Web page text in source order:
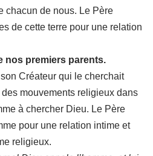
chacun de nous. Le Père
de cette terre pour une relation
nos premiers parents.
Créateur qui le cherchait
mouvements religieux dans
à chercher Dieu. Le Père
pour une relation intime et
religieux.